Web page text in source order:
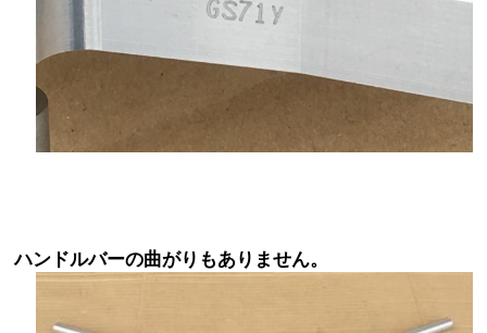
ハンドルバーの曲がりもありません。